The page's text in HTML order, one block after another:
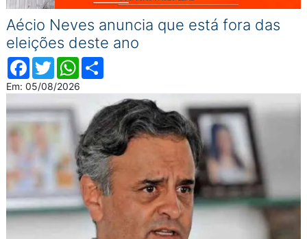
Aécio Neves anuncia que está fora das
eleições deste ano
Facebook
TwitterWhatsAppCompartilhar
Em: 05/08/2026